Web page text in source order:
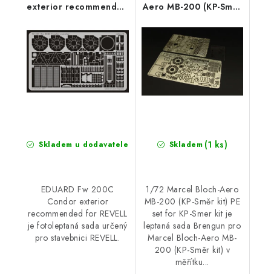
exterior recommended
Skladem u dodavatele
EDUARD Fw 200C
Condor exterior
recommended for REVELL
je fotoleptaná sada určený
pro stavebnici REVELL.
Aero MB-200 (KP-Směr
kit
Skladem (1 ks)
1/72 Marcel Bloch-Aero
MB-200 (KP-Směr kit) PE
set for KP-Smer kit je
leptaná sada Brengun pro
Marcel Bloch-Aero MB-
200 (KP-Směr kit) v
měřítku...